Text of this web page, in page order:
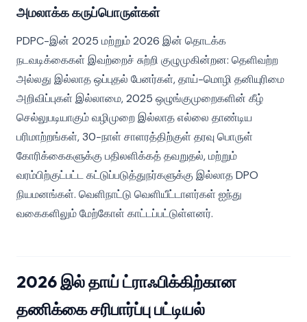
அமலாக்க கருப்பொருள்கள்
PDPC-இன் 2025 மற்றும் 2026 இன் தொடக்க
நடவடிக்கைகள் இவற்றைச் சுற்றி குழுமுகின்றன: தெளிவற்ற
அல்லது இல்லாத ஒப்புதல் பேனர்கள், தாய்-மொழி தனியுரிமை
அறிவிப்புகள் இல்லாமை, 2025 ஒழுங்குமுறைகளின் கீழ்
செல்லுபடியாகும் வழிமுறை இல்லாத எல்லை தாண்டிய
பரிமாற்றங்கள், 30-நாள் சாளரத்திற்குள் தரவு பொருள்
கோரிக்கைகளுக்கு பதிலளிக்கத் தவறுதல், மற்றும்
வரம்பிற்குட்பட்ட கட்டுப்படுத்துநர்களுக்கு இல்லாத DPO
நியமனங்கள். வெளிநாட்டு வெளியீட்டாளர்கள் ஐந்து
வகைகளிலும் மேற்கோள் காட்டப்பட்டுள்ளனர்.
2026 இல் தாய் ட்ராஃபிக்கிற்கான
தணிக்கை சரிபார்ப்பு பட்டியல்